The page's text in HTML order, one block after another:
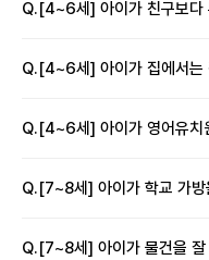
Q.[4~6세] 아이가 친구보다
Q.[4~6세] 아이가 집에서는
Q.[4~6세] 아이가 영어유치
Q.[7~8세] 아이가 학교 가방
Q.[7~8세] 아이가 물건을 잘